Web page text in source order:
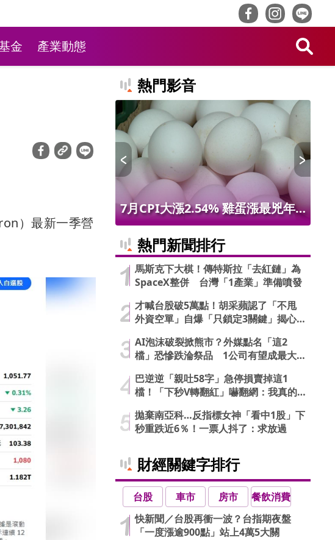
金 產業動態
）最新一季營
熱門影音
購
7月CPI大漲2.54% 雞蛋漲最兇年
幅
熱門新聞排行
馬斯克下大棋！傳特斯拉「去紅鏈」為
SpaceX整併 台灣「1產業」準備噴發
才喊台股破5萬點！胡采蘋認了「不甩
外資空單」自爆「只鎖定3關鍵」揭心
AI泡沫破裂掀熊市？外媒點名「這2
檔」恐慘跌淪祭品 1公司有望成最大
巴逆逆「親吐58字」急停損賣掉這1
檔！「下秒V轉翻紅」嚇翻網：我真的
拋棄南亞科…反指標女神「看中1股」下
秒重跌近6％！一票人抖了：求放過
財經關鍵字排行
台股 車市 房市
餐飲消費
快新聞／台股再衝一波？台指期夜盤
「一度漲逾900點」站上4萬5大關